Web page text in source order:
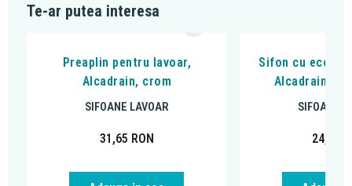
Te-ar putea interesa
Preaplin pentru lavoar,
Alcadrain, crom
SIFOANE LAVOAR
31,65 RON
Sifon cu
Alcadrain cu
SIFOANE
24,44